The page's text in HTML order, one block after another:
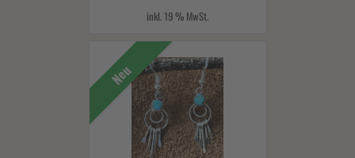
inkl. 19 % MwSt.
Neu